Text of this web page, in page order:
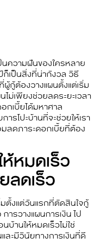
นความฝันของใครหลาย
เป็นสิ่งที่น่ากังวล วิธี
ผู้กู้ต้องวางแผนตั้งแต่เริ่ม
ไม่เพียงช่วยลดระยะเวลา
กเบี้ยได้มหาศาล
การโปะบ้านที่จะช่วยให้เรา
มลดภาระดอกเบี้ยที่ต้อง
หมดเร็ว
ลดเร็ว
ตั้งแต่วันแรกที่ตัดสินใจกู้
ารวางแผนการเงิน ไป
บ้านให้หมดเร็วไม่ใช่
ละมีวินัยทางการเงินที่ดี